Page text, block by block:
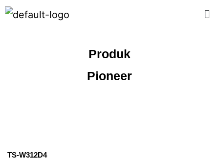
Produk
Pioneer
TS-W312D4